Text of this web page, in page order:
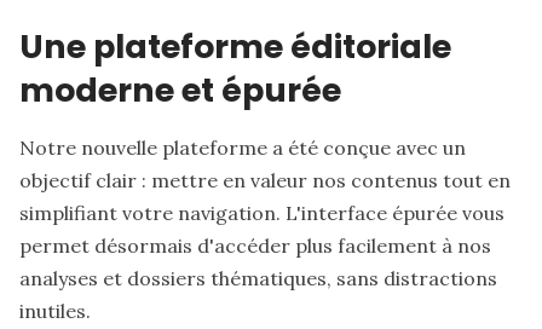
Une plateforme éditoriale
moderne et épurée
Notre nouvelle plateforme a été conçue avec un
objectif clair : mettre en valeur nos contenus tout en
simplifiant votre navigation. L'interface épurée vous
permet désormais d'accéder plus facilement à nos
analyses et dossiers thématiques, sans distractions
inutiles.